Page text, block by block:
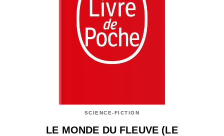
SCIENCE-FICTION
LE MONDE DU FLEUVE (LE